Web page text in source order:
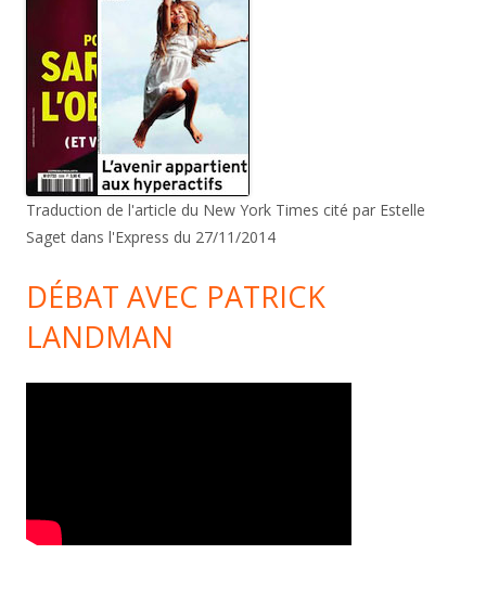
Traduction de l'article du New York Times cité par Estelle
Saget dans l'Express du 27/11/2014
DÉBAT AVEC PATRICK
LANDMAN